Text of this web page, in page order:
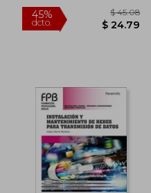
45% $ 53.33